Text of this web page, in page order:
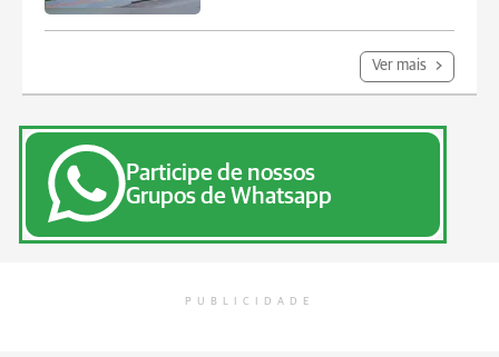
Ver mais
Participe de nossos
Grupos de Whatsapp
PUBLICIDADE